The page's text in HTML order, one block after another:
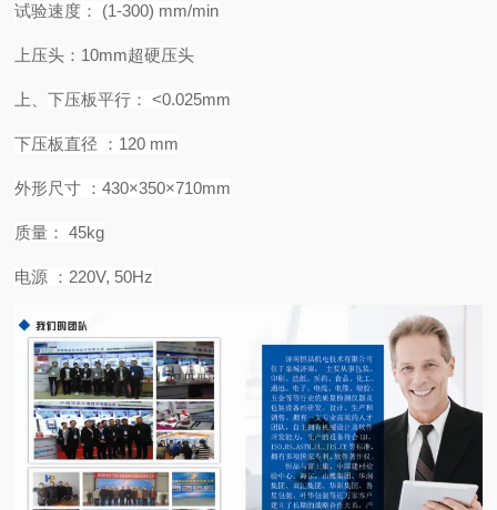
试验速度： (1-300) mm/min
上压头： 10mm超硬压头
上、下压板平行： <0.025mm
下压板直径 ： 120 mm
外形尺寸 ：430×350×710mm
质量： 45kg
电源 ： 220V, 50Hz